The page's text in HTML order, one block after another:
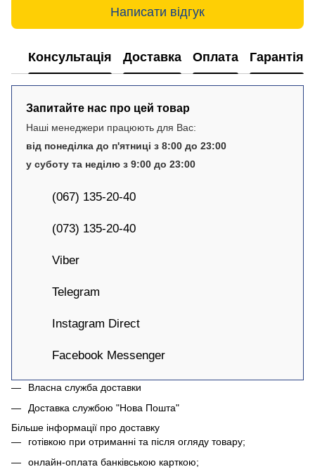
Написати відгук
Консультація Доставка Оплата Гарантія
Запитайте нас про цей товар
Наші менеджери працюють для Вас:
від понеділка до п'ятниці з 8:00 до 23:00
у суботу та неділю з 9:00 до 23:00
(067) 135-20-40
(073) 135-20-40
Viber
Telegram
Instagram Direct
Facebook Messenger
Власна служба доставки
Доставка службою "Нова Пошта"
Більше інформації про доставку
готівкою при отриманні та після огляду товару;
онлайн-оплата банківською карткою;